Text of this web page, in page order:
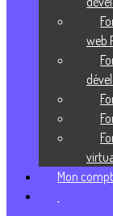
3 septembre 2021
Lorsqu’on débute
création
logiciels et
de données.
web
Mon